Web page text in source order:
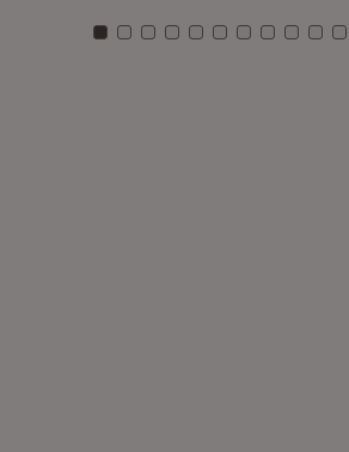
Zu Kachel: 0
Zu Kachel: 1
Zu Kachel: 2
Zu Kachel: 3
Zu Kachel: 4
Zu Kachel: 5
ZuZuZuZu